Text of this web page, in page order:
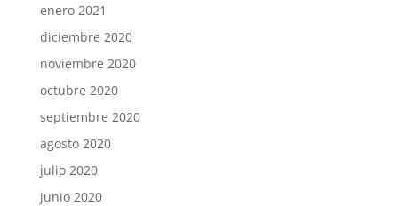
enero 2021
diciembre 2020
noviembre 2020
octubre 2020
septiembre 2020
agosto 2020
julio 2020
junio 2020